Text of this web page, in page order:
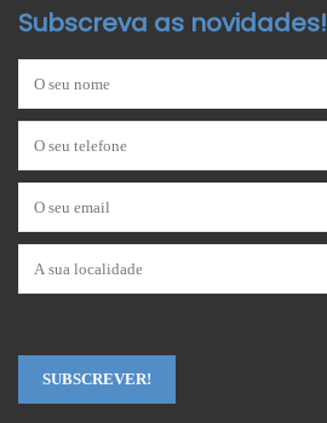
Subscreva as novidades!